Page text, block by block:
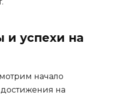
и успехи на
начало
на